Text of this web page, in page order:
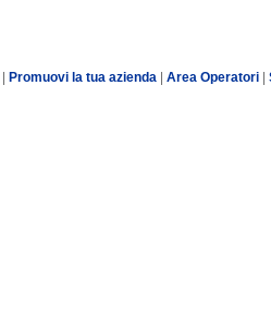
Promuovi la tua azienda Area Operatori